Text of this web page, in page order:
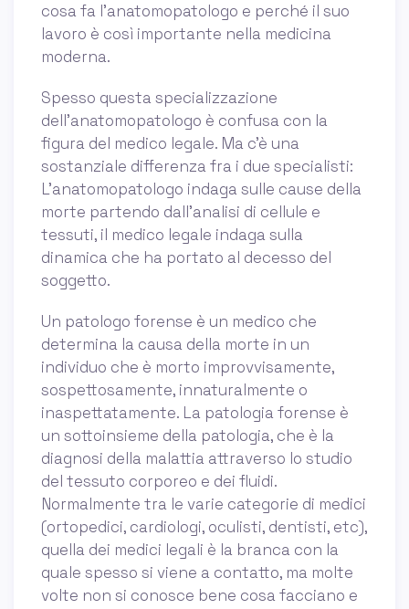
cosa fa l'anatomopatologo e perché il suo
lavoro è così importante nella medicina
moderna.
Spesso questa specializzazione
dell’anatomopatologo è confusa con la
figura del medico legale. Ma c’è una
sostanziale differenza fra i due specialisti:
L’anatomopatologo indaga sulle cause della
morte partendo dall’analisi di cellule e
tessuti, il medico legale indaga sulla
dinamica che ha portato al decesso del
soggetto.
Un patologo forense è un medico che
determina la causa della morte in un
individuo che è morto improvvisamente,
sospettosamente, innaturalmente o
inaspettatamente. La patologia forense è
un sottoinsieme della patologia, che è la
diagnosi della malattia attraverso lo studio
del tessuto corporeo e dei fluidi.
Normalmente tra le varie categorie di medici
(ortopedici, cardiologi, oculisti, dentisti, etc),
quella dei medici legali è la branca con la
quale spesso si viene a contatto, ma molte
volte non si conosce bene cosa facciano e